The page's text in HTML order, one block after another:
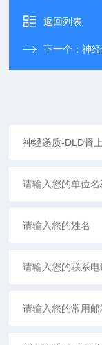
返回列表
下一个：神